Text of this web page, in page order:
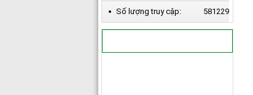
581229
Số lượng truy cập: